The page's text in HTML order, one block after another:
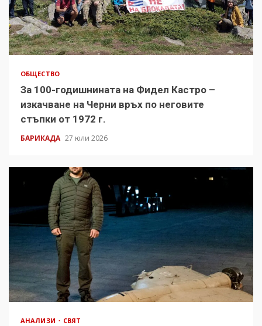
ОБЩЕСТВО
За 100-годишнината на Фидел Кастро –
изкачване на Черни връх по неговите
стъпки от 1972 г.
БАРИКАДА 27 юли 2026
АНАЛИЗИ СВЯТ